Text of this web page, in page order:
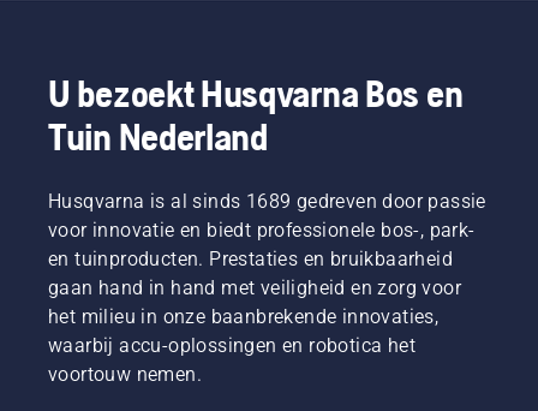
U bezoekt Husqvarna Bos en
Tuin Nederland
Husqvarna is al sinds 1689 gedreven door passie
voor innovatie en biedt professionele bos-, park-
en tuinproducten. Prestaties en bruikbaarheid
gaan hand in hand met veiligheid en zorg voor
het milieu in onze baanbrekende innovaties,
waarbij accu-oplossingen en robotica het
voortouw nemen.